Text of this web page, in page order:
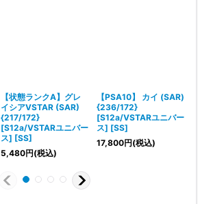
【状態ランクA】グレ
イシアVSTAR (SAR)
{217/172}
[S12a/VSTARユニバー
ス] [SS]
5,480円(税込)
【PSA10】 カイ (SAR)
{236/172}
[S12a/VSTARユニバー
ス] [SS]
17,800円(税込)